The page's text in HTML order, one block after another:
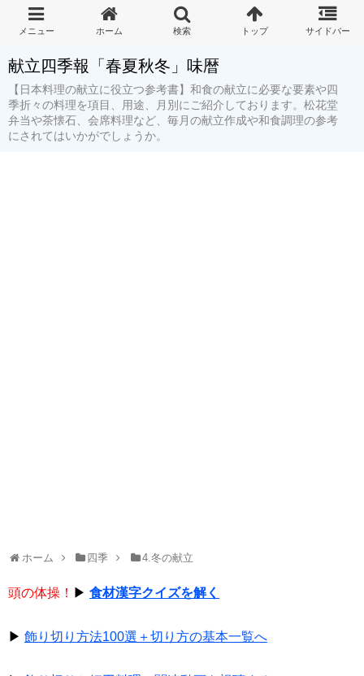
献立四季報「春夏秋冬」味暦
【日本料理の献立に役立つ参考書】和食の献立に必要な要素や四
季折々の料理を項目、用途、月別にご紹介しております。松花堂
弁当や茶懐石、会席料理など、毎月の献立作成や和食調理の参考
にされてはいかがでしょうか。
ホーム 四季 4.冬の献立
頭の体操！ ▶ 食材漢字クイズを解く
▶ 飾り切り方法100選＋切り方の基本一覧へ